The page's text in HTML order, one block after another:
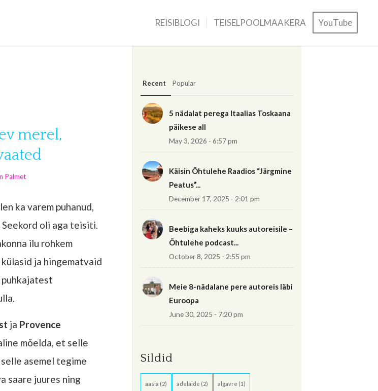
REISIBLOGI TEISELPOOLMAAKERA YouTube
merel,
Palmet
ka varem puhanud,
Seekord oli aga teisiti.
ilu rohkem
ja hingematvaid
puhkajatest
ja Provence
mõelda, et selle
asemel tegime
saare juures ning
Recent Popular
5 nädalat perega Itaalias Toskaana
päikese all
May 3, 2026 - 6:57 pm
Käisin Õhtulehe Raadios “Järgmine
Peatus”...
December 17, 2025 - 2:01 pm
Beebiga kaheks kuuks autoreisile –
Õhtulehe podcast...
October 8, 2025 - 2:55 pm
Meie 8-nädalane pere autoreis läbi
Euroopa
June 30, 2025 - 7:20 pm
Sildid
aasia (2) adelaide (2) algavre (1)